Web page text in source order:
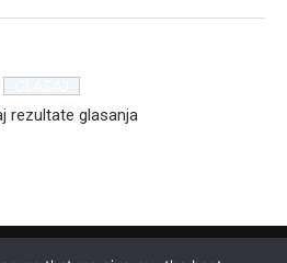
rezultate glasanja